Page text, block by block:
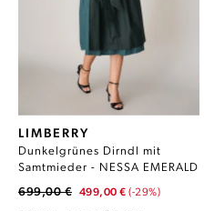
LIMBERRY
Dunkelgrünes Dirndl mit
Samtmieder - NESSA EMERALD
699,00 € 499,00 € (-29%)